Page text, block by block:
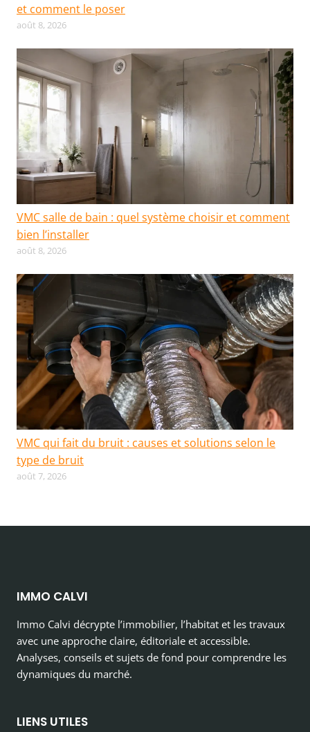
et comment le poser
août 8, 2026
VMC salle de bain : quel système choisir et comment
bien l’installer
août 8, 2026
VMC qui fait du bruit : causes et solutions selon le
type de bruit
août 7, 2026
IMMO CALVI
Immo Calvi décrypte l’immobilier, l’habitat et les travaux
avec une approche claire, éditoriale et accessible.
Analyses, conseils et sujets de fond pour comprendre les
dynamiques du marché.
LIENS UTILES